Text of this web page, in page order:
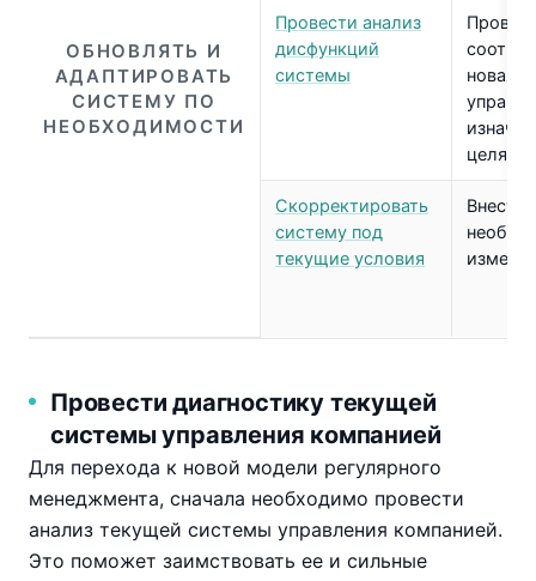
ОБНОВЛЯТЬ И
АДАПТИРОВАТЬ
СИСТЕМУ ПО
НЕОБХОДИМОСТИ
Провести анализ
дисфункций
системы
новая
целям
Скорректировать
систему под
текущие условия
Внести
Провести диагностику текущей
системы управления компанией
Для перехода к новой модели регулярного
менеджмента, сначала необходимо провести
анализ текущей системы управления компанией.
Это поможет заимствовать ее и сильные